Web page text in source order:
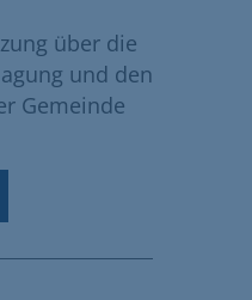
über die
und den
Gemeinde